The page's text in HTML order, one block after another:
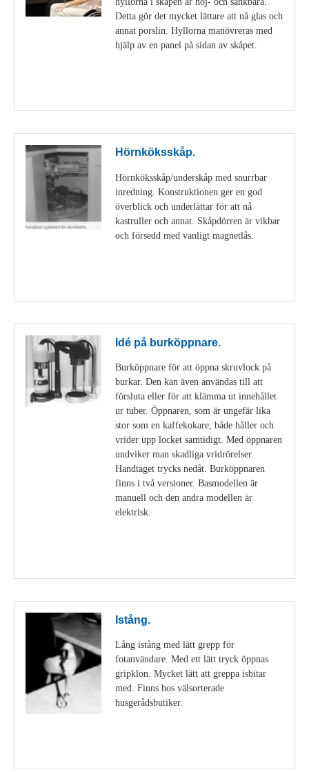
Detta gör det mycket lättare att nå glas och
annat porslin. Hyllorna manövreras med
hjälp av en panel på sidan av skåpet.
Hörnköksskåp.
Hörnköksskåp/underskåp med snurrbar
inredning. Konstruktionen ger en god
överblick och underlättar för att nå
kastruller och annat. Skåpdörren är vikbar
och försedd med vanligt magnetlås.
Idé på burköppnare.
Burköppnare för att öppna skruvlock på
burkar. Den kan även användas till att
försluta eller för att klämma ut innehållet
ur tuber. Öppnaren, som är ungefär lika
stor som en kaffekokare, både håller och
vrider upp locket samtidigt. Med öppnaren
undviker man skadliga vridrörelser.
Handtaget trycks nedåt. Burköppnaren
finns i två versioner. Basmodellen är
manuell och den andra modellen är
elektrisk.
Istång.
Lång istång med lätt grepp för
fotanvändare. Med ett lätt tryck öppnas
gripklon. Mycket lätt att greppa isbitar
med. Finns hos välsorterade
husgerådsbutiker.